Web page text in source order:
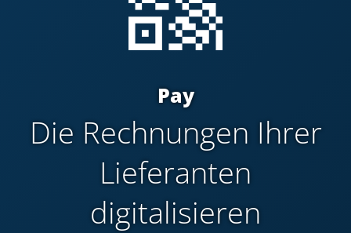
Pay
Die Rechnungen Ihrer
Lieferanten
digitalisieren